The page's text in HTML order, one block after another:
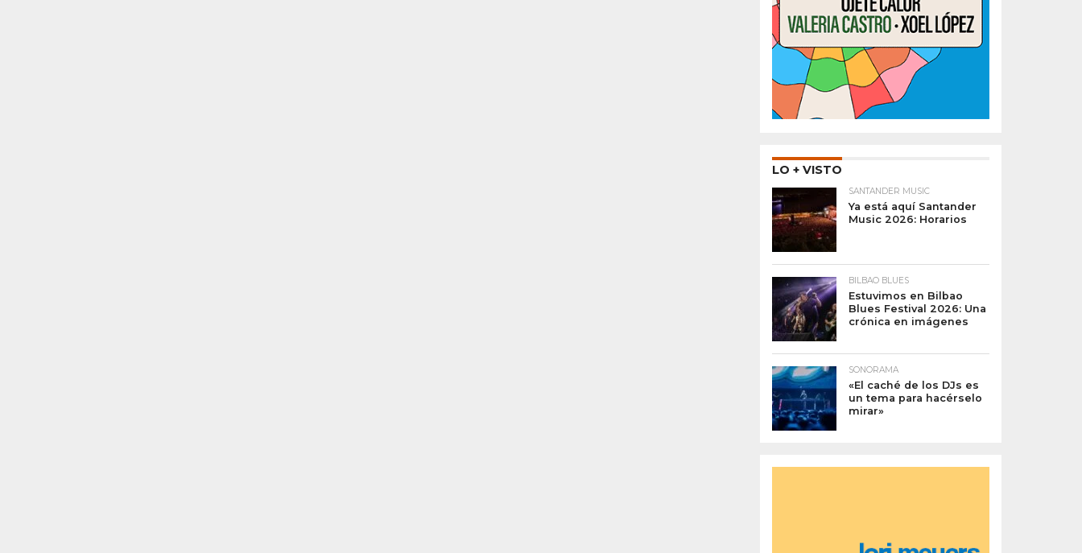
LO + VISTO
SANTANDER MUSIC
Ya está aquí Santander
Music 2026: Horarios
BILBAO BLUES
Estuvimos en Bilbao
Blues Festival 2026: Una
crónica en imágenes
SONORAMA
«El caché de los DJs es
un tema para hacérselo
mirar»